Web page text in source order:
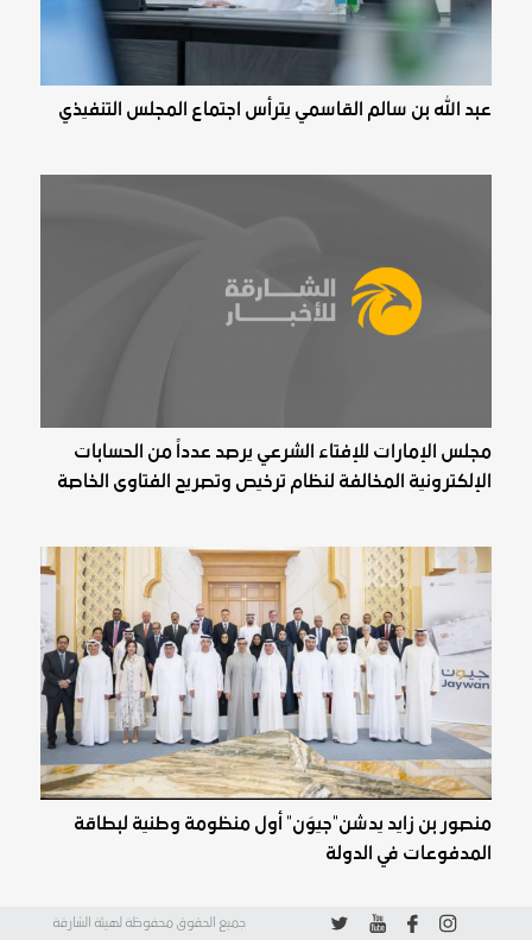
عبد الله بن سالم القاسمي يترأس اجتماع المجلس التنفيذي
مجلس الإمارات للإفتاء الشرعي يرصد عدداً من الحسابات
الإلكترونية المخالفة لنظام ترخيص وتصريح الفتاوى الخاصة
منصور بن زايد يدشن"جيوَن" أول منظومة وطنية لبطاقة
المدفوعات في الدولة
جميع الحقوق محفوظة لهيئة الشارقة